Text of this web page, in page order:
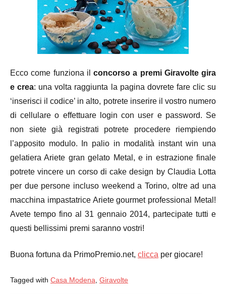
Ecco come funziona il concorso a premi Giravolte gira
e crea: una volta raggiunta la pagina dovrete fare clic su
‘inserisci il codice’ in alto, potrete inserire il vostro numero
di cellulare o effettuare login con user e password. Se
non siete già registrati potrete procedere riempiendo
l’apposito modulo. In palio in modalità instant win una
gelatiera Ariete gran gelato Metal, e in estrazione finale
potrete vincere un corso di cake design by Claudia Lotta
per due persone incluso weekend a Torino, oltre ad una
macchina impastatrice Ariete gourmet professional Metal!
Avete tempo fino al 31 gennaio 2014, partecipate tutti e
questi bellissimi premi saranno vostri!
Buona fortuna da PrimoPremio.net, clicca per giocare!
Tagged with Casa Modena Giravolte